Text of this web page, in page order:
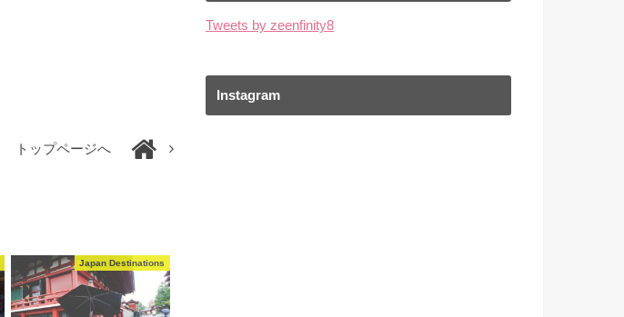
トップページへ
Japan Destinations
Tweets by zeenfinity8
Instagram